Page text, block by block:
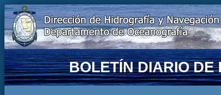
BOLETÍN DIARIO DE